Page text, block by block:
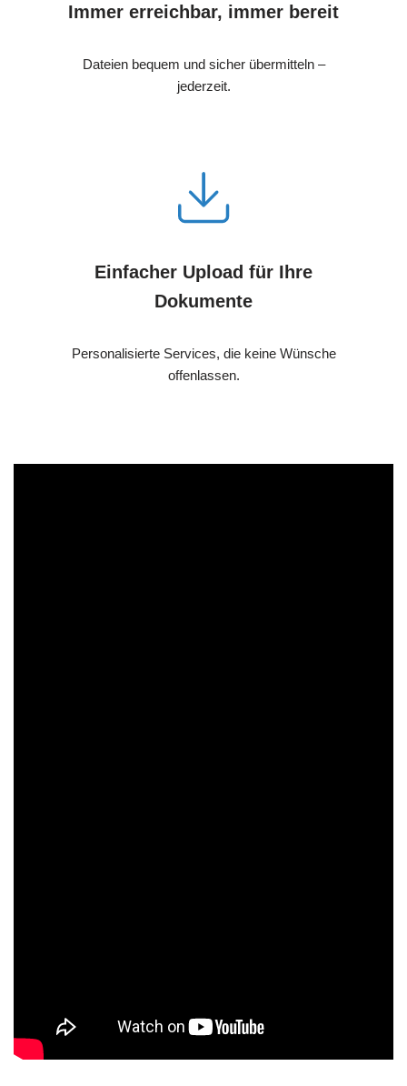
Immer erreichbar, immer bereit
Dateien bequem und sicher übermitteln –
jederzeit.
Einfacher Upload für Ihre
Dokumente
Personalisierte Services, die keine Wünsche
offenlassen.